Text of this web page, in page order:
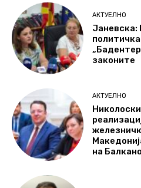
АКТУЕЛНО
Јаневска:
законите
АКТУЕЛНО
на